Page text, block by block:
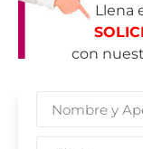
Llena
con